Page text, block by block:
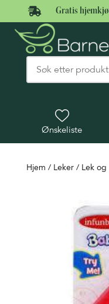
 Gratis
Ønskeliste
Hjem / Leker/ Lek